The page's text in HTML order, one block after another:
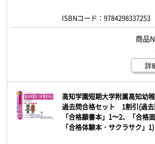
ISBNコード：9784298337253
詳
高知学園短期大学附属高知幼
過去問合格セット 1割引(過去
「合格願書本」1〜2、「合格
「合格体験本・サクラサク」1)